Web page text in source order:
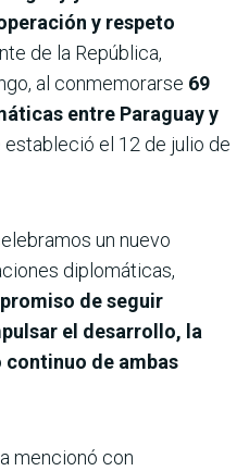
y respeto
de la República,
al conmemorarse 69
entre Paraguay y
estableció el 12 de julio de
un nuevo
diplomáticas,
de seguir
el desarrollo, la
de ambas
mencionó con